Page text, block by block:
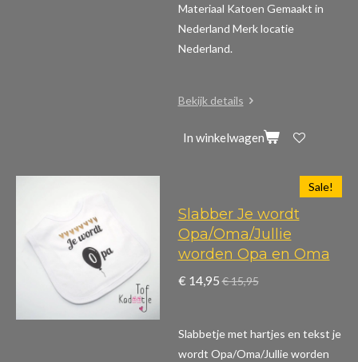
Materiaal Katoen Gemaakt in
Nederland Merk locatie
Nederland.
Bekijk details
In winkelwagen
Sale!
Slabber Je wordt
Opa/Oma/Jullie
worden Opa en Oma
€ 14,95 € 15,95
Slabbetje met hartjes en tekst je
wordt Opa/Oma/Jullie worden